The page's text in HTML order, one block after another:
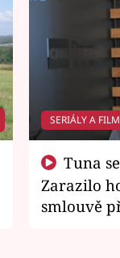
SERIÁLY A
Zarazilo
smlouvě